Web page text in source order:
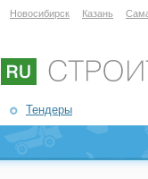
Новосибирск Казань
Тендеры